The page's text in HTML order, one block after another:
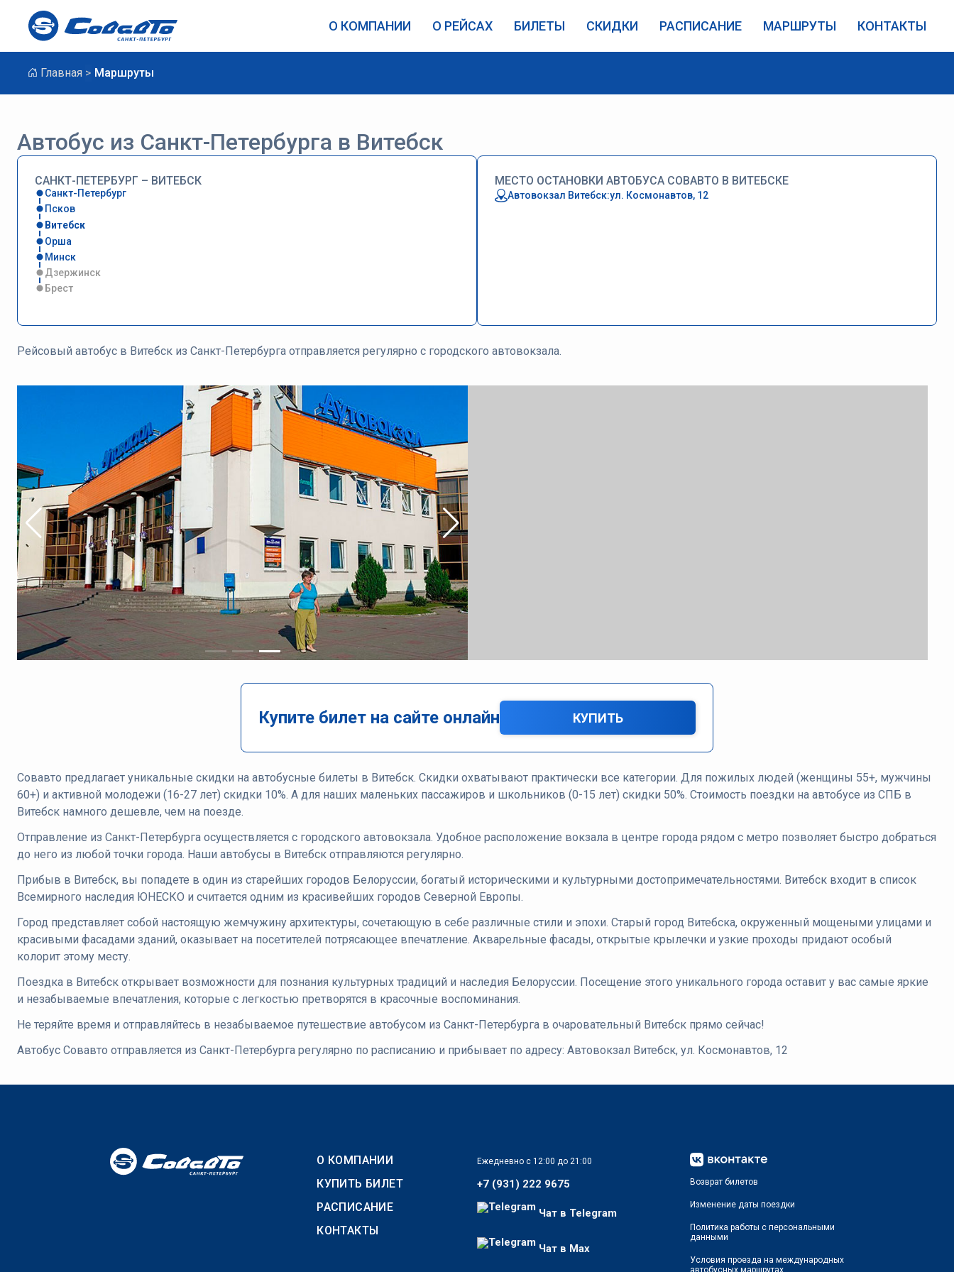
О КОМПАНИИ О РЕЙСАХ БИЛЕТЫ СКИДКИ РАСПИСАНИЕ МАРШРУТЫ КОНТАКТЫ
Главная Маршруты
Автобус из Санкт-Петербурга в Витебск
САНКТ-ПЕТЕРБУРГ – ВИТЕБСК
Санкт-Петербург
Псков
Витебск
Орша
Минск
Дзержинск
Брест
МЕСТО ОСТАНОВКИ АВТОБУСА СОВАВТО В ВИТЕБСКЕ
Автовокзал Витебск:ул. Космонавтов, 12
Рейсовый автобус в Витебск из Санкт-Петербурга отправляется регулярно с городского автовокзала.
Совавто предлагает уникальные скидки на автобусные билеты в Витебск. Скидки охватывают практически все категории. Для пожилых людей (женщины 55+, мужчины
60+) и активной молодежи (16-27 лет) скидки 10%. А для наших маленьких пассажиров и школьников (0-15 лет) скидки 50%. Стоимость поездки на автобусе из СПБ в
Витебск намного дешевле, чем на поезде.
Отправление из Санкт-Петербурга осуществляется с городского автовокзала. Удобное расположение вокзала в центре города рядом с метро позволяет быстро добраться
до него из любой точки города. Наши автобусы в Витебск отправляются регулярно.
Прибыв в Витебск, вы попадете в один из старейших городов Белоруссии, богатый историческими и культурными достопримечательностями. Витебск входит в список
Всемирного наследия ЮНЕСКО и считается одним из красивейших городов Северной Европы.
Город представляет собой настоящую жемчужину архитектуры, сочетающую в себе различные стили и эпохи. Старый город Витебска, окруженный мощеными улицами и
красивыми фасадами зданий, оказывает на посетителей потрясающее впечатление. Акварельные фасады, открытые крылечки и узкие проходы придают особый
колорит этому месту.
Поездка в Витебск открывает возможности для познания культурных традиций и наследия Белоруссии. Посещение этого уникального города оставит у вас самые яркие
и незабываемые впечатления, которые с легкостью претворятся в красочные воспоминания.
Не теряйте время и отправляйтесь в незабываемое путешествие автобусом из Санкт-Петербурга в очаровательный Витебск прямо сейчас!
Автобус Совавто отправляется из Санкт-Петербурга регулярно по расписанию и прибывает по адресу: Автовокзал Витебск, ул. Космонавтов, 12
Купите билет на сайте онлайн КУПИТЬ
О КОМПАНИИ
КУПИТЬ БИЛЕТ
РАСПИСАНИЕ
КОНТАКТЫ
Ежедневно с 12:00 до 21:00
+7 (931) 222 9675
Чат в Telegram
Чат в Max
Возврат билетов
Изменение даты поездки
Политика работы с персональными
данными
Условия проезда на международных